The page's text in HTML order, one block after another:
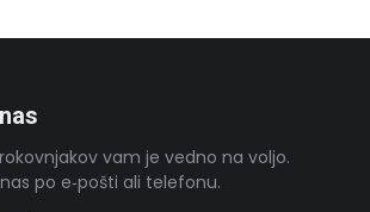
vam je vedno na voljo.
po e‑pošti ali telefonu.